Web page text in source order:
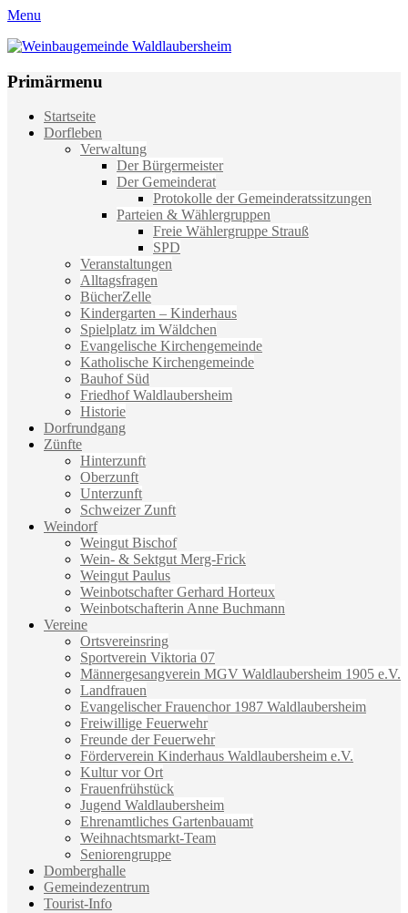
Menu
Weinbaugemeinde Waldlaubersheim
Primärmenu
Weiter
zum
Startseite
Dorfleben
Verwaltung
Der Bürgermeister
Der Gemeinderat
Protokolle der Gemeinderatssitzungen
Parteien & Wählergruppen
Freie Wählergruppe Strauß
SPD
Veranstaltungen
Alltagsfragen
BücherZelle
Kindergarten – Kinderhaus
Spielplatz im Wäldchen
Evangelische Kirchengemeinde
Katholische Kirchengemeinde
Bauhof Süd
Friedhof Waldlaubersheim
Historie
Dorfrundgang
Zünfte
Hinterzunft
Oberzunft
Unterzunft
Schweizer Zunft
Weindorf
Weingut Bischof
Wein- & Sektgut Merg-Frick
Weingut Paulus
Weinbotschafter Gerhard Horteux
Weinbotschafterin Anne Buchmann
Vereine
Ortsvereinsring
Sportverein Viktoria 07
Männergesangverein MGV Waldlaubersheim 1905 e.V.
Landfrauen
Evangelischer Frauenchor 1987 Waldlaubersheim
Freiwillige Feuerwehr
Freunde der Feuerwehr
Förderverein Kinderhaus Waldlaubersheim e.V.
Kultur vor Ort
Frauenfrühstück
Jugend Waldlaubersheim
Ehrenamtliches Gartenbauamt
Weihnachtsmarkt-Team
Seniorengruppe
Domberghalle
Gemeindezentrum
Tourist-Info